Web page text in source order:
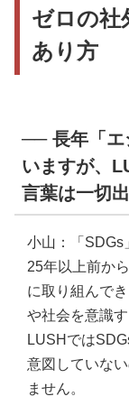
ゼロの社
あり方
── 長年「エ
いますが、
言葉は一切
小山：「SDGs
25年以上前か
に取り組んで
や社会を意識
LUSHでは
意図していな
ません。